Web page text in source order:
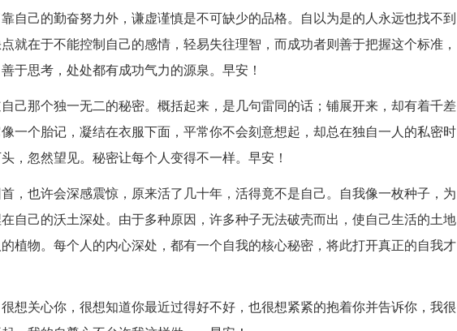
自己的勤奋努力外，谦虚谨慎是不可缺少的品格。自以为是的人永远也找不到
就在于不能控制自己的感情，轻易失往理智，而成功者则善于把握这个标准，
于思考，处处都有成功气力的源泉。早安！
己那个独一无二的秘密。概括起来，是几句雷同的话；铺展开来，却有着千差
一个胎记，凝结在衣服下面，平常你不会刻意想起，却总在独自一人的私密时
，忽然望见。秘密让每个人变得不一样。早安！
，也许会深感震惊，原来活了几十年，活得竟不是自己。自我像一枚种子，为
自己的沃土深处。由于多种原因，许多种子无法破壳而出，使自己生活的土地
的植物。每个人的内心深处，都有一个自我的核心秘密，将此打开真正的自我才
想关心你，很想知道你最近过得好不好，也很想紧紧的抱着你并告诉你，我很